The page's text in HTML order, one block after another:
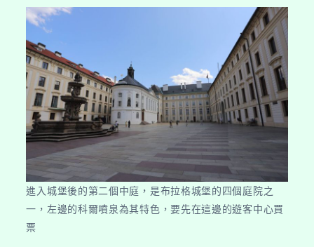
進入城堡後的第二個中庭，是布拉格城堡的四個庭院之
一，左邊的科爾噴泉為其特色，要先在這邊的遊客中心買
票